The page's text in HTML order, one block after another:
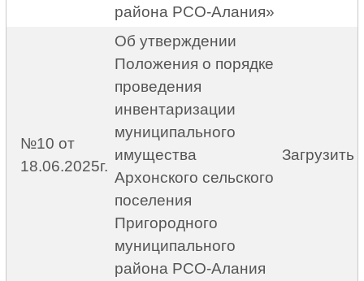
района РСО-Алания»
№10 от
18.06.2025г.
Об утверждении
Положения о порядке
проведения
инвентаризации
муниципального
имущества
Архонского сельского
поселения
Пригородного
муниципального
района РСО-Алания
Загрузить